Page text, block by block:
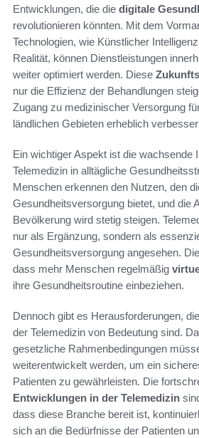
Entwicklungen, die die digitale
revolutionieren könnten. Mit dem
Technologien, wie Künstlicher
Realität, können Dienstleistungen
weiter optimiert werden. Diese
nur die Effizienz der Behandlungen
Zugang zu medizinischer Versorgung
ländlichen Gebieten erheblich
Ein wichtiger Aspekt ist die wachsende
Telemedizin in alltägliche
Menschen erkennen den Nutzen, den
Gesundheitsversorgung bietet, und die
Bevölkerung wird stetig steigen.
nur als Ergänzung, sondern als
Gesundheitsversorgung angesehen.
dass mehr Menschen regelmäßig
ihre Gesundheitsroutine einbeziehen.
Dennoch gibt es Herausforderungen,
der Telemedizin von Bedeutung sind.
gesetzliche Rahmenbedingungen
weiterentwickelt werden, um ein
Patienten zu gewährleisten. Die
Entwicklungen in der Telemedizin
dass diese Branche bereit ist,
sich an die Bedürfnisse der Patienten